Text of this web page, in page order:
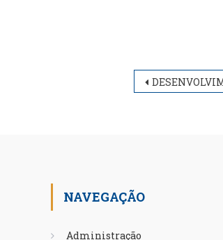
DESENVOLVIMENTO DE PROJETOS DE UMA
NAVEGAÇÃO
Administração